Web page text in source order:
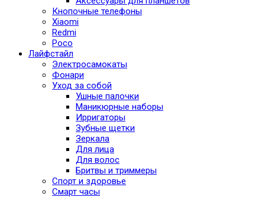
Кнопочные телефоны
Xiaomi
Redmi
Poco
Лайфстайл
Электросамокаты
Фонари
Уход за собой
Ушные палочки
Маникюрные наборы
Ирригаторы
Зубные щетки
Зеркала
Для лица
Для волос
Бритвы и триммеры
Спорт и здоровье
Смарт часы